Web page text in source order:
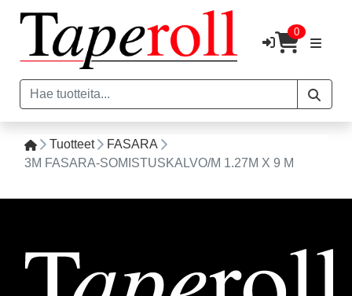
0
Tuotteet
FASARA
3M FASARA-SOMISTUSKALVO/M 1.27M X 9 M